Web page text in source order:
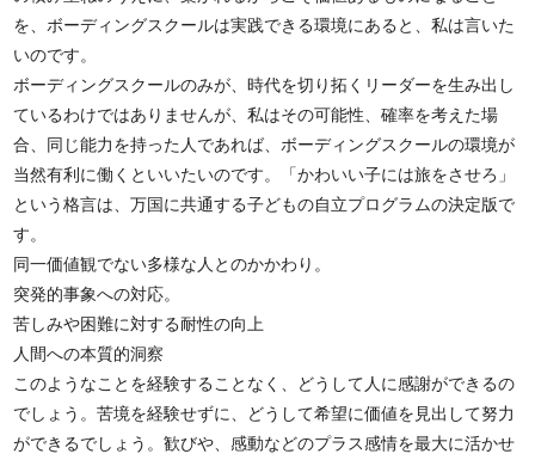
を、ボーディングスクールは実践できる環境にあると、私は言いた
いのです。
ボーディングスクールのみが、時代を切り拓くリーダーを生み出し
ているわけではありませんが、私はその可能性、確率を考えた場
合、同じ能力を持った人であれば、ボーディングスクールの環境が
当然有利に働くといいたいのです。「かわいい子には旅をさせろ」
という格言は、万国に共通する子どもの自立プログラムの決定版で
す。
同一価値観でない多様な人とのかかわり。
突発的事象への対応。
苦しみや困難に対する耐性の向上
人間への本質的洞察
このようなことを経験することなく、どうして人に感謝ができるの
でしょう。苦境を経験せずに、どうして希望に価値を見出して努力
ができるでしょう。歓びや、感動などのプラス感情を最大に活かせ